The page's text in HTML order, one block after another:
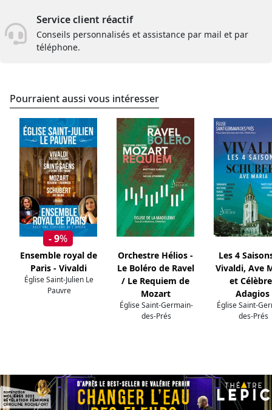
Service client réactif
Conseils personnalisés et assistance par mail et par
téléphone.
Pourraient aussi vous intéresser
- 9%
Ensemble royal de
Paris - Vivaldi
Église Saint-Julien Le
Pauvre
Orchestre Hélios -
Le Boléro de Ravel
/ Le Requiem de
Mozart
Église Saint-Germain-
des-Prés
Les 4
Vivaldi, Ave
et
Adagios
Église Saint-
des-Prés